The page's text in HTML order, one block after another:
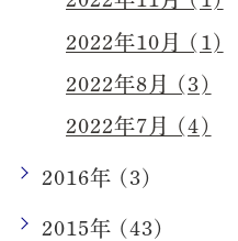
2022年10月 (1)
2022年8月 (3)
2022年7月 (4)
2016年 (3)
2015年 (43)